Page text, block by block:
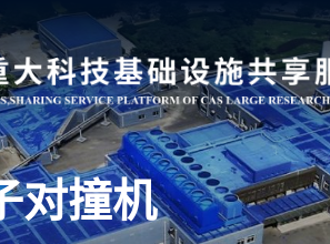
对撞机